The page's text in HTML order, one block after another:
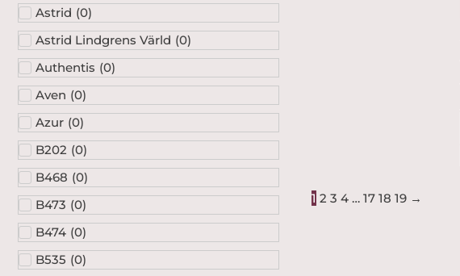
Astrid (0)
Astrid Lindgrens Värld (0)
Authentis (0)
Aven (0)
Azur (0)
B202 (0)
B468 (0)
B473 (0)
B474 (0)
B535 (0)
1 2 3 4 … 17 18 19 →